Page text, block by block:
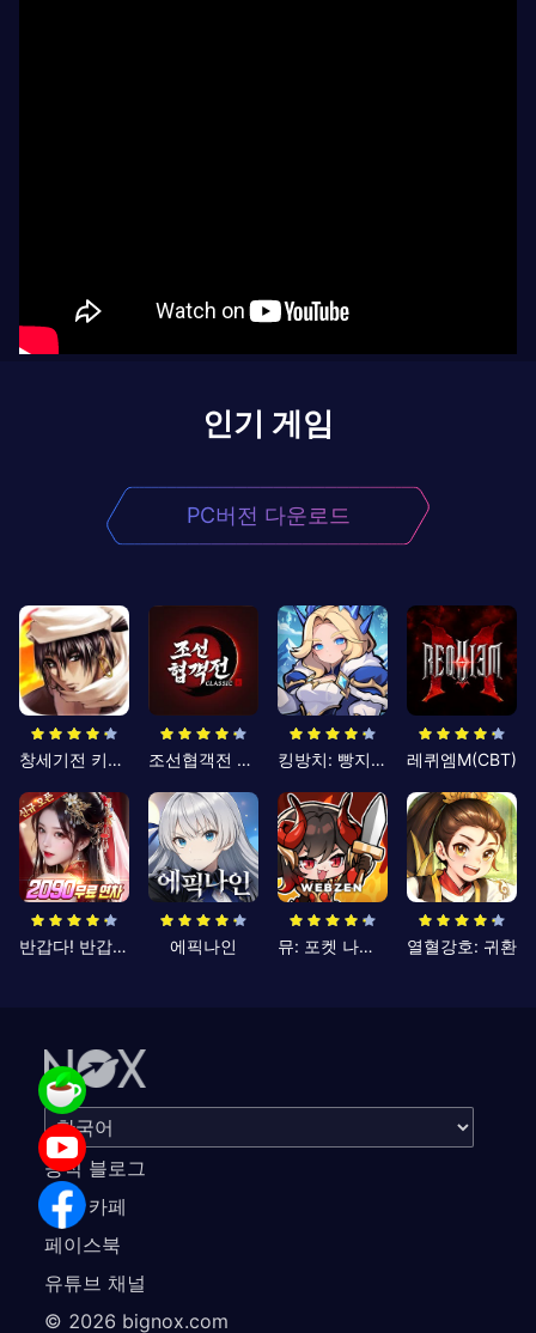
인기 게임
PC버전 다운로드
창세기전 키우기 조선협객전 클래식 킹방치: 빵지의 제왕 레퀴엠M(CBT)
반갑다! 반갑삼국지 에픽나인 뮤: 포켓 나이츠 열혈강호: 귀환
공식 블로그
공식 카페
페이스북
유튜브 채널
© 2026 bignox.com